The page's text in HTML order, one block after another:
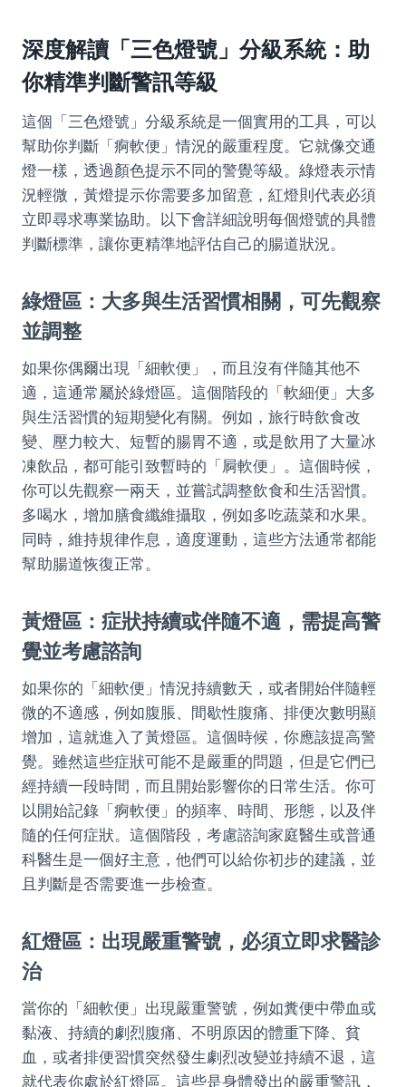
深度解讀「三色燈號」分級系統：助
你精準判斷警訊等級
這個「三色燈號」分級系統是一個實用的工具，可以
幫助你判斷「痾軟便」情況的嚴重程度。它就像交通
燈一樣，透過顏色提示不同的警覺等級。綠燈表示情
況輕微，黃燈提示你需要多加留意，紅燈則代表必須
立即尋求專業協助。以下會詳細說明每個燈號的具體
判斷標準，讓你更精準地評估自己的腸道狀況。
綠燈區：大多與生活習慣相關，可先觀察
並調整
如果你偶爾出現「細軟便」，而且沒有伴隨其他不
適，這通常屬於綠燈區。這個階段的「軟細便」大多
與生活習慣的短期變化有關。例如，旅行時飲食改
變、壓力較大、短暫的腸胃不適，或是飲用了大量冰
凍飲品，都可能引致暫時的「屙軟便」。這個時候，
你可以先觀察一兩天，並嘗試調整飲食和生活習慣。
多喝水，增加膳食纖維攝取，例如多吃蔬菜和水果。
同時，維持規律作息，適度運動，這些方法通常都能
幫助腸道恢復正常。
黃燈區：症狀持續或伴隨不適，需提高警
覺並考慮諮詢
如果你的「細軟便」情況持續數天，或者開始伴隨輕
微的不適感，例如腹脹、間歇性腹痛、排便次數明顯
增加，這就進入了黃燈區。這個時候，你應該提高警
覺。雖然這些症狀可能不是嚴重的問題，但是它們已
經持續一段時間，而且開始影響你的日常生活。你可
以開始記錄「痾軟便」的頻率、時間、形態，以及伴
隨的任何症狀。這個階段，考慮諮詢家庭醫生或普通
科醫生是一個好主意，他們可以給你初步的建議，並
且判斷是否需要進一步檢查。
紅燈區：出現嚴重警號，必須立即求醫診
治
當你的「細軟便」出現嚴重警號，例如糞便中帶血或
黏液、持續的劇烈腹痛、不明原因的體重下降、貧
血，或者排便習慣突然發生劇烈改變並持續不退，這
就代表你處於紅燈區。這些是身體發出的嚴重警訊，